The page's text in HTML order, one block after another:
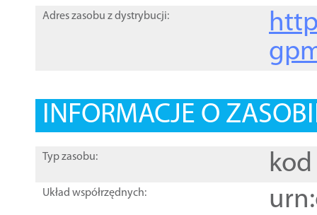
Adres zasobu z dystrybucji:
INFORMACJE O
Typ zasobu: kod
Układ współrzędnych: